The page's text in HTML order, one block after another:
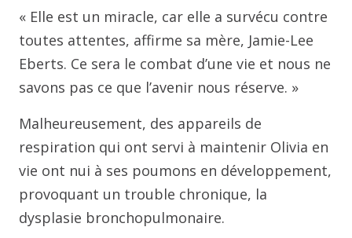
« Elle est un miracle, car elle a survécu contre
toutes attentes, affirme sa mère, Jamie-Lee
Eberts. Ce sera le combat d’une vie et nous ne
savons pas ce que l’avenir nous réserve. »
Malheureusement, des appareils de
respiration qui ont servi à maintenir Olivia en
vie ont nui à ses poumons en développement,
provoquant un trouble chronique, la
dysplasie bronchopulmonaire.